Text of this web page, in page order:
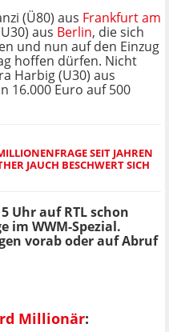
(Ü80) aus Frankfurt am
aus Berlin, die sich
und nun auf den Einzug
hoffen dürfen. Nicht
Harbig (U30) aus
16.000 Euro auf 500
SEIT JAHREN
JAUCH BESCHWERT SICH
Uhr auf RTL schon
im WWM-Spezial.
vorab oder auf Abruf
Millionär: